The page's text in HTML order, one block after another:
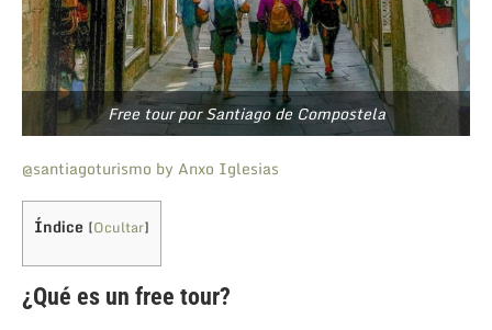
Free tour por Santiago de Compostela
@santiagoturismo by Anxo Iglesias
Índice [Ocultar]
¿Qué es un free tour?